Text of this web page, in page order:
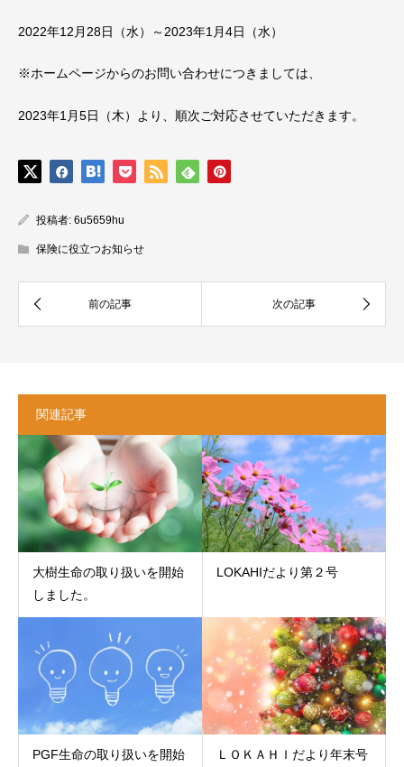
2022年12月28日（水）～2023年1月4日（水）
※ホームページからのお問い合わせにつきましては、
2023年1月5日（木）より、順次ご対応させていただきます。
投稿者: 6u5659hu
保険に役立つお知らせ
関連記事
大樹生命の取り扱いを開始
しました。
LOKAHIだより第２号
PGF生命の取り扱いを開始 ＬＯＫＡＨＩだより年末号